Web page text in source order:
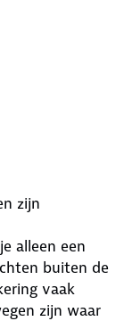
zijn
alleen een
buiten de
vaak
zijn waar